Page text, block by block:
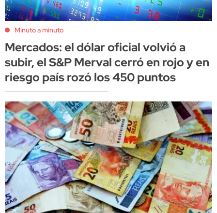
Minuto a minuto
Mercados: el dólar oficial volvió a
subir, el S&P Merval cerró en rojo y en
riesgo país rozó los 450 puntos